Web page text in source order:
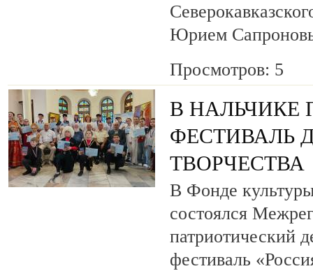
Юрием
Просмотров: 5
В НАЛЬЧИКЕ
ФЕСТИВАЛЬ
ТВОРЧЕСТВА
В Фонде
состоялся
патриотический
фестиваль